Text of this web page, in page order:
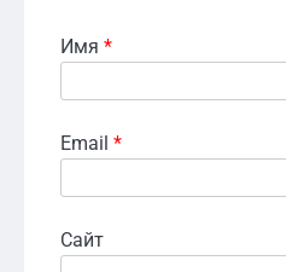
Имя *
Email *
Сайт